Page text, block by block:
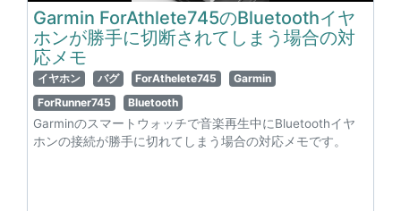
Garmin ForAthlete745のBluetoothイヤ
ホンが勝手に切断されてしまう場合の対
応メモ
イヤホン バグ ForAthelete745
Garmin
ForRunner745
Bluetooth
Garminのスマートウォッチで音楽再生中にBluetoothイヤ
ホンの接続が勝手に切れてしまう場合の対応メモです。